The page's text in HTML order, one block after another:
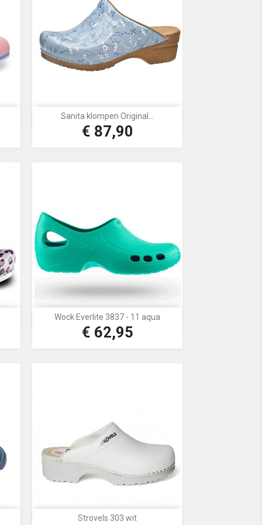
Sanita klompen Original...
Prijs
€ 87,90
 Snel bekijken
Blauw
Wock Everlite 3837 - 11 aqua
Prijs
€ 62,95
Snel bekijken
Groen
Strovels 303 wit
Snel bekijken